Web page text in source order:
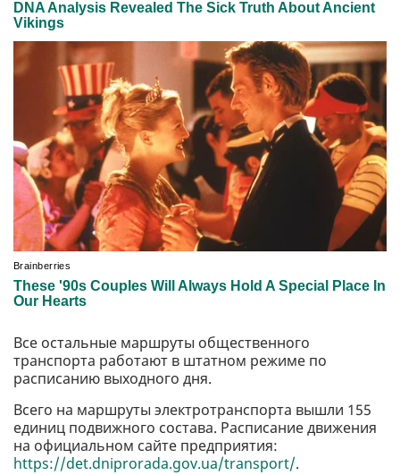
Все остальные маршруты общественного
транспорта работают в штатном режиме по
расписанию выходного дня.
Всего на маршруты электротранспорта вышли 155
единиц подвижного состава. Расписание движения
на официальном сайте предприятия:
https://det.dniprorada.gov.ua/transport/.